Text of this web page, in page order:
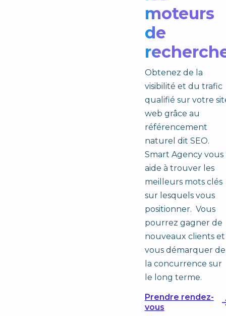
moteurs
de
Obtenez de la
visibilité et du trafic
qualifié sur votre
web grâce au
référencement
naturel dit SEO.
Smart Agency vous
aide à trouver les
meilleurs mots clés
sur lesquels vous
positionner. Vous
pourrez gagner de
nouveaux clients et
vous démarquer de
la concurrence sur
le long terme.
Prendre rendez-
vous